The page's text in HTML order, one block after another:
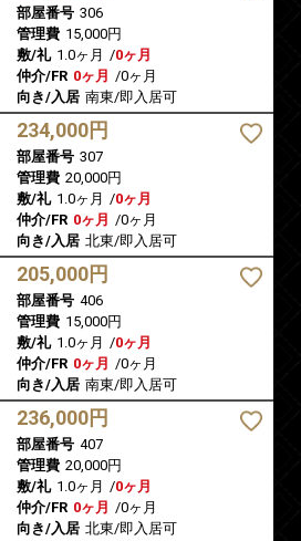
部屋番号 306
管理費 15,000円
敷/礼 1.0ヶ月 /0ヶ月
仲介/FR 0ヶ月 /0ヶ月
向き/入居 南東/即入居可
234,000円
部屋番号 307
管理費 20,000円
敷/礼 1.0ヶ月 /0ヶ月
仲介/FR 0ヶ月 /0ヶ月
向き/入居 北東/即入居可
205,000円
部屋番号 406
管理費 15,000円
敷/礼 1.0ヶ月 /0ヶ月
仲介/FR 0ヶ月 /0ヶ月
向き/入居 南東/即入居可
236,000円
部屋番号 407
管理費 20,000円
敷/礼 1.0ヶ月 /0ヶ月
仲介/FR 0ヶ月 /0ヶ月
向き/入居 北東/即入居可